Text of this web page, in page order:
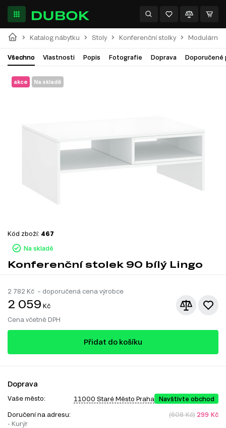
Katalog nábytku Stoly Konferenční stolky Modulární
Všechno Vlastnosti Popis Fotografie Doprava Doporučené
akce Na skladě
Na skladě
Kód zboží: 467
Konferenční stolek 90 bílý Lingo
2 782 Kč – doporučená cena výrobce
2 059 Kč
Cena včetně DPH
Přidat do košíku
Doprava
Vaše město: 11000 Staré Město Praha Navštivte obchod
Doručení na adresu:
- Kurýr
(608 Kč) 299 Kč